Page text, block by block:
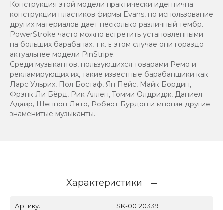
Конструкция этой модели практически идентична
конструкции пластиков фирмы Evans, но использование
других материалов дает несколько различный тембр.
PowerStroke часто можно встретить установленными
на больших барабанах, т.к. в этом случае они гораздо
актуальнее модели PinStripe.
Среди музыкантов, пользующихся товарами Ремо и
рекламирующих их, такие известные барабанщики как
Ларс Ульрих, Пол Бостаф, Ян Пейс, Майк Бордин,
Фрэнк Ли Бёрд, Рик Аллен, Томми Олдридж, Даниел
Адаир, Шеннон Лето, Роберт Бурдон и многие другие
знаменитые музыканты.
Характеристики
Артикул SK-00120339